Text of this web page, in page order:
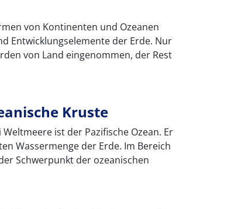
von Kontinenten und Ozeanen
Entwicklungselemente der Erde. Nur
von Land eingenommen, der Rest
Kruste
ist der Pazifische Ozean. Er
Wassermenge der Erde. Im Bereich
Schwerpunkt der ozeanischen